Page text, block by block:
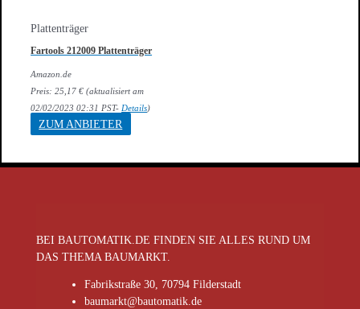
Plattenträger
Fartools 212009 Plattenträger
Amazon.de
Preis:25,17€ (aktualisiert am
02/02/2023 02:31 PST- Details)
ZUM ANBIETER
BEI BAUTOMATIK.DE FINDEN SIE ALLES RUND UM
DAS THEMA BAUMARKT.
Fabrikstraße 30, 70794 Filderstadt
baumarkt@bautomatik.de